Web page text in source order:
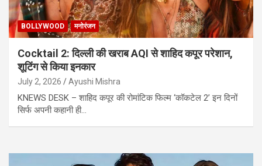
BOLLYWOOD मनोरंजन
Cocktail 2: दिल्ली की खराब AQI से शाहिद कपूर परेशान,
शूटिंग से किया इनकार
July 2, 2026 Ayushi Mishra
KNEWS DESK – शाहिद कपूर की रोमांटिक फिल्म ‘कॉकटेल 2’ इन दिनों
सिर्फ अपनी कहानी ही…